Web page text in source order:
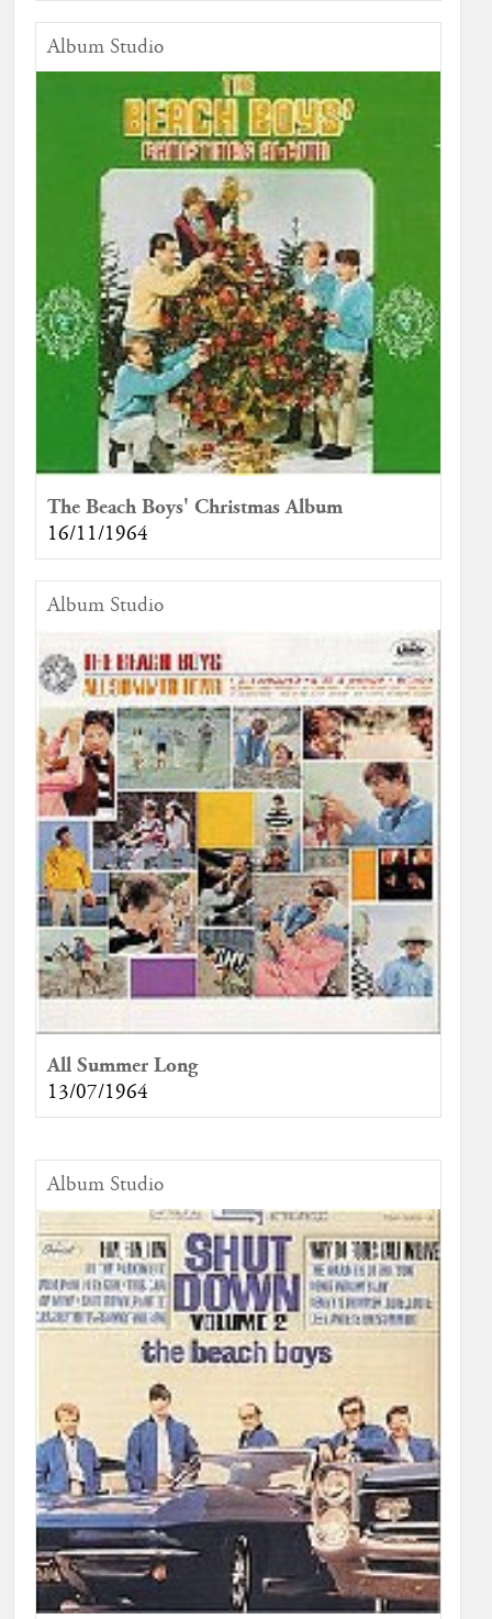
Album Studio
The Beach Boys' Christmas Album
16/11/1964
Album Studio
All Summer Long
13/07/1964
Album Studio